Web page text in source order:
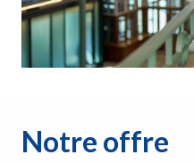
Notre offre